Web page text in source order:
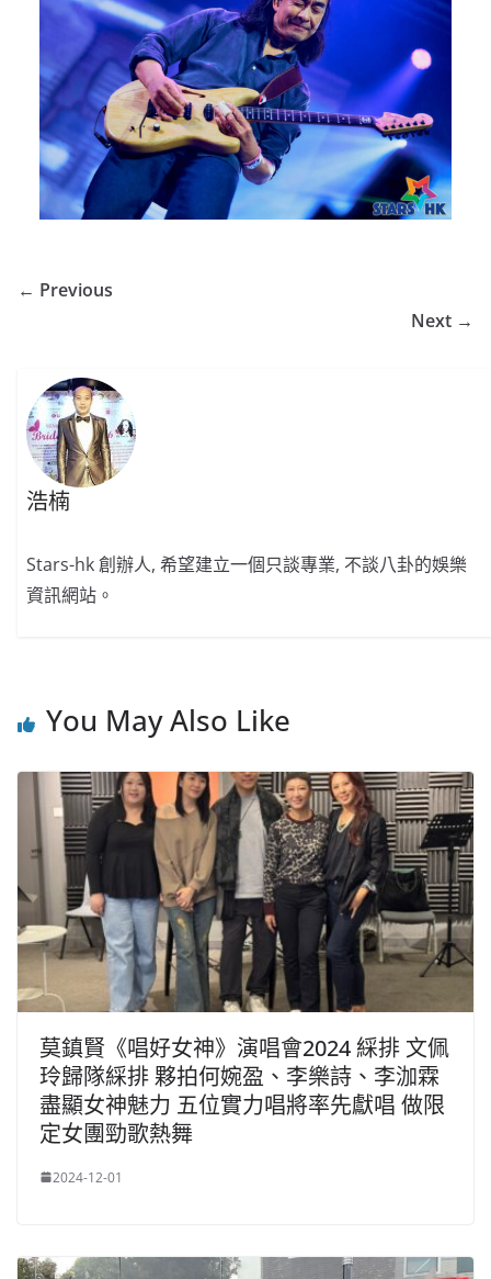
← Previous
Next →
浩楠
Stars-hk 創辦人, 希望建立一個只談專業, 不談八卦的娛樂
資訊網站。
You May Also Like
莫鎮賢《唱好女神》演唱會2024 綵排 文佩
玲歸隊綵排 夥拍何婉盈、李樂詩、李泇霖
盡顯女神魅力 五位實力唱將率先獻唱 做限
定女團勁歌熱舞
2024-12-01